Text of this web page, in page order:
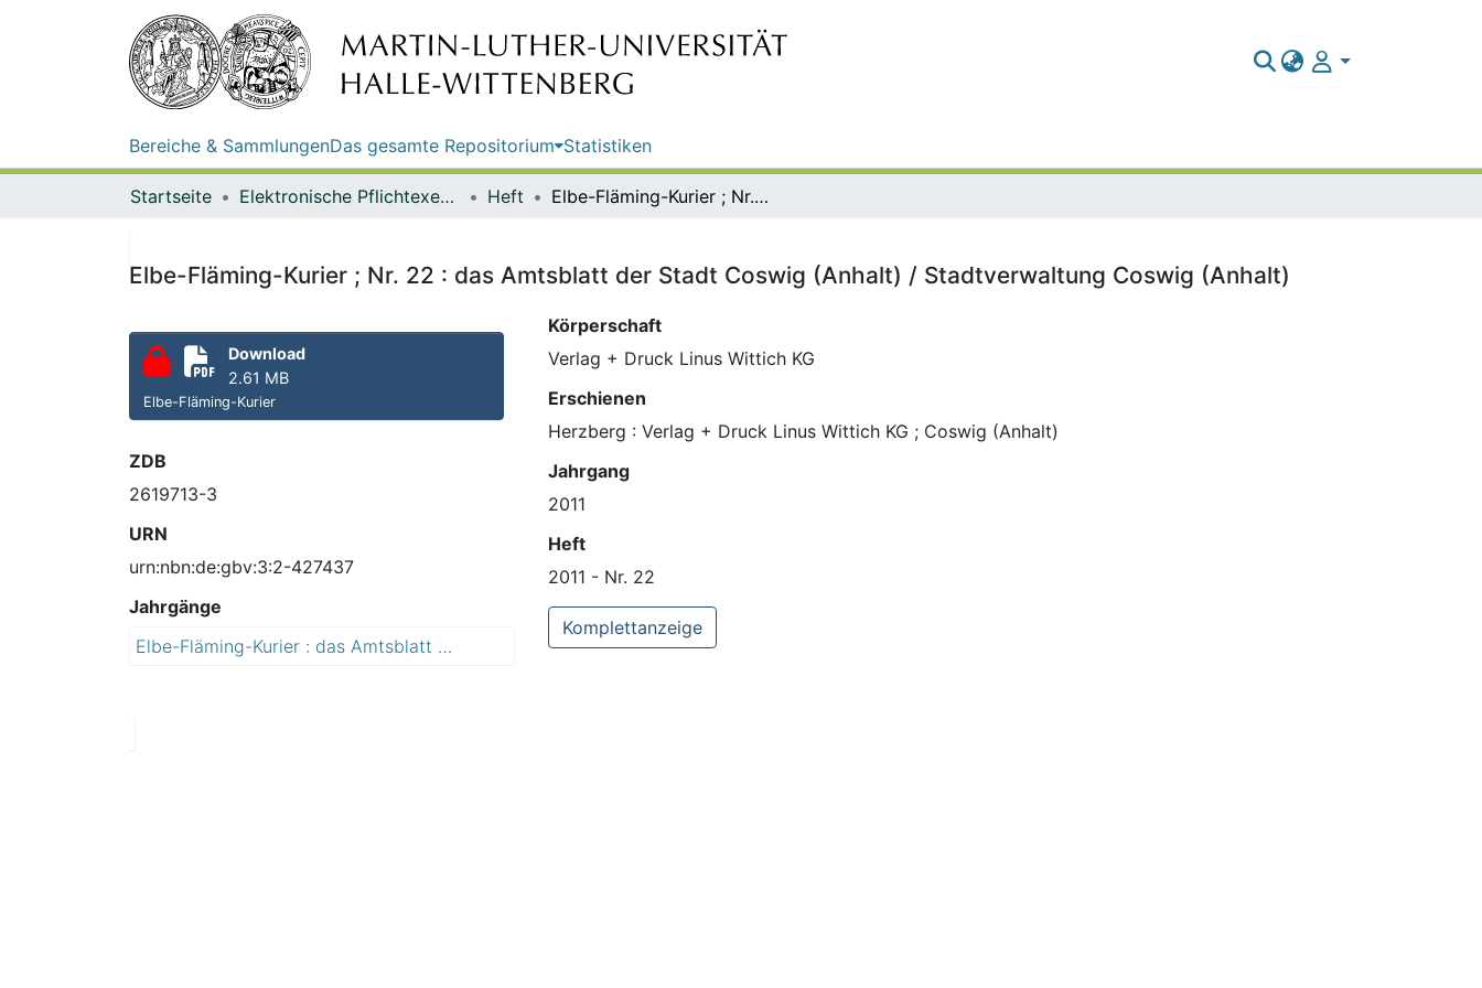
Bereiche & SammlungenDas gesamte Repositorium Statistiken
Startseite Elektronische Pflichtexemplare Heft Elbe-Fläming-Kurier ; Nr. 22 : das Amtsblatt der Stadt Coswig (Anhalt) / Stadtverwaltung Coswig (Anhalt)
Elbe-Fläming-Kurier ; Nr. 22 : das Amtsblatt der Stadt Coswig (Anhalt) / Stadtverwaltung Coswig (Anhalt)
Download
2.61 MB
Elbe-Fläming-Kurier
ZDB
2619713-3
URN
urn:nbn:de:gbv:3:2-427437
Jahrgänge
Elbe-Fläming-Kurier : das Amtsblatt der Stadt Coswig (Anhalt)
Körperschaft
Verlag + Druck Linus Wittich KG
Erschienen
Herzberg : Verlag + Druck Linus Wittich KG ; Coswig (Anhalt)
Jahrgang
2011
Heft
2011 - Nr. 22
Komplettanzeige